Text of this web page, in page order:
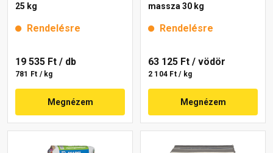
25 kg
Rendelésre
19 535 Ft / db
781 Ft / kg
Megnézem
massza 30 kg
Rendelésre
63 125 Ft / vödör
2 104 Ft / kg
Megnézem